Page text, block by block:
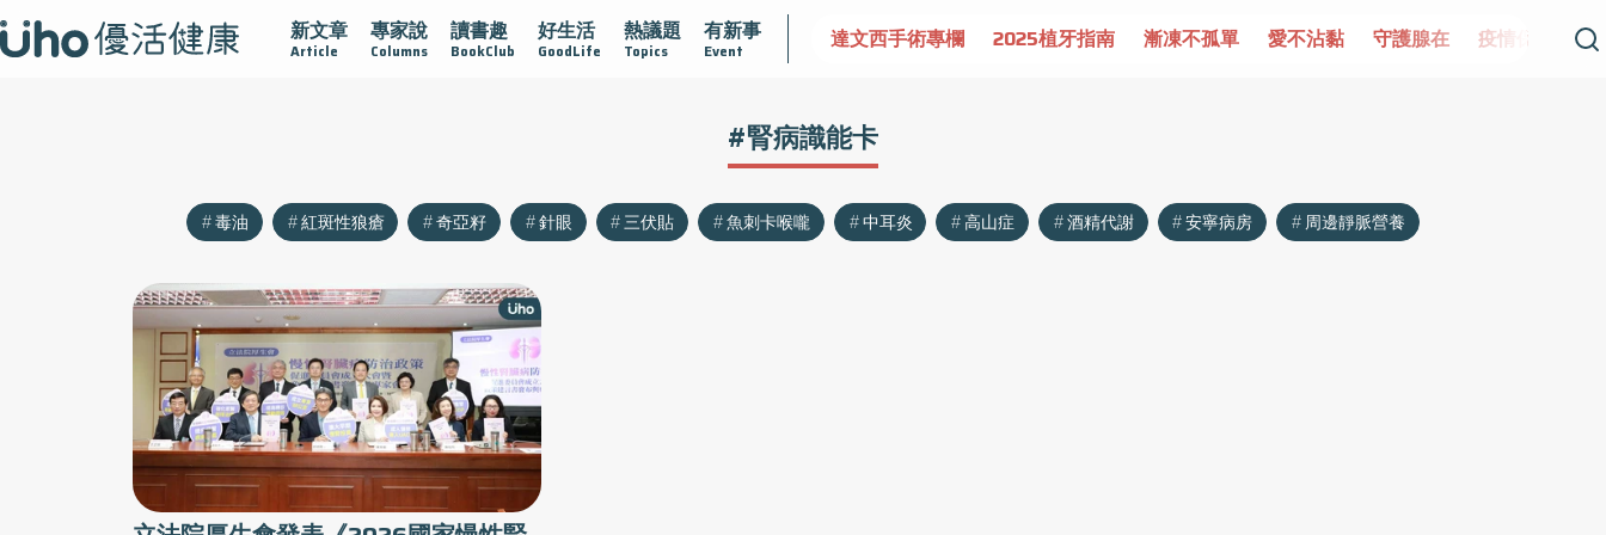
新文章
Article
專家說
Columns
讀書趣
BookClub
好生活
GoodLife
熱議題
Topics
有新事
Event
黏 守護腺在 疫情保衛戰 再生醫學 愛的未來視 認識攝護腺肥大 守護骨骼健康 達文西手術專欄 2025植牙指南 漸凍不孤單 愛不沾黏 守護腺在 疫情保衛戰
#腎病識能卡
毒油 紅斑性狼瘡 奇亞籽 針眼 三伏貼 魚刺卡喉嚨 中耳炎 高山症 酒精代謝 安寧病房 周邊靜脈營養